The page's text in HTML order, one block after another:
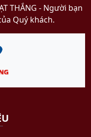
THẮNG​ - Người bạn
Quý khách.